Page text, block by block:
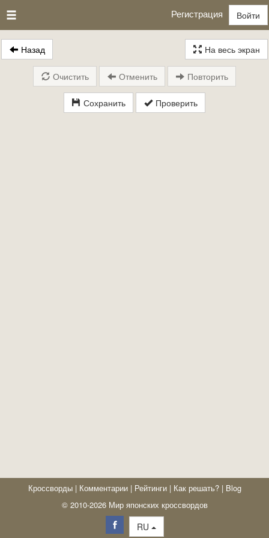
Регистрация Войти
Назад На весь экран
Сохранить Проверить
Очистить Отменить Повторить
Кроссворды | Комментарии | Рейтинги | Как решать? | Blog
© 2010-2026 Мир японских кроссвордов
RU